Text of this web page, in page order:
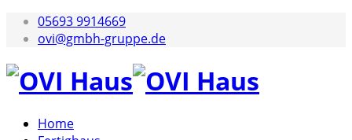
05693 9914669
ovi@gmbh-gruppe.de
Home